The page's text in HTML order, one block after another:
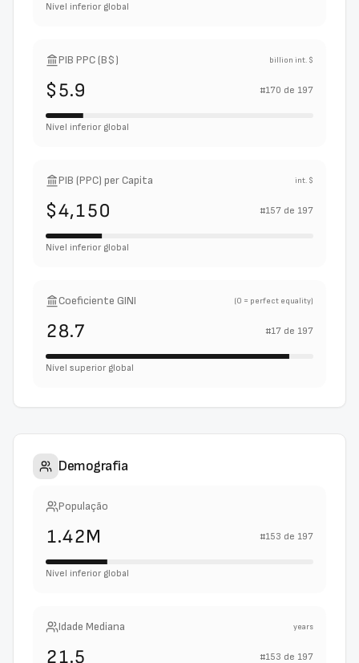
Nível inferior global
PIB PPC (B$) billion int. $
$5.9 #170 de 197
Nível inferior global
PIB (PPC) per Capita int. $
$4,150 #157 de 197
Nível inferior global
Coeficiente GINI (0 = perfect equality)
28.7 #17 de 197
Nível superior global
Demografia
População
1.42M #153 de 197
Nível inferior global
Idade Mediana years
21.5 #153 de 197